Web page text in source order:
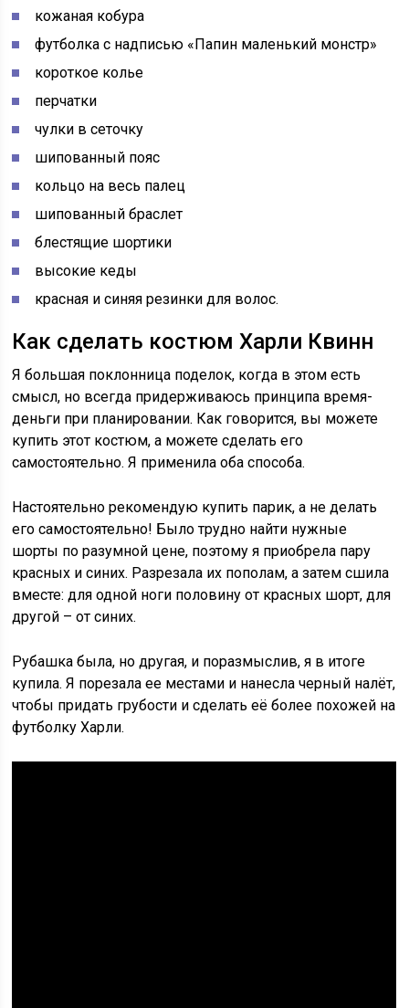
кожаная кобура
футболка с надписью «Папин маленький монстр»
короткое колье
перчатки
чулки в сеточку
шипованный пояс
кольцо на весь палец
шипованный браслет
блестящие шортики
высокие кеды
красная и синяя резинки для волос.
Как сделать костюм Харли Квинн
Я большая поклонница поделок, когда в этом есть
смысл, но всегда придерживаюсь принципа время-
деньги при планировании. Как говорится, вы можете
купить этот костюм, а можете сделать его
самостоятельно. Я применила оба способа.
Настоятельно рекомендую купить парик, а не делать
его самостоятельно! Было трудно найти нужные
шорты по разумной цене, поэтому я приобрела пару
красных и синих. Разрезала их пополам, а затем сшила
вместе: для одной ноги половину от красных шорт, для
другой – от синих.
Рубашка была, но другая, и поразмыслив, я в итоге
купила. Я порезала ее местами и нанесла черный налёт,
чтобы придать грубости и сделать её более похожей на
футболку Харли.